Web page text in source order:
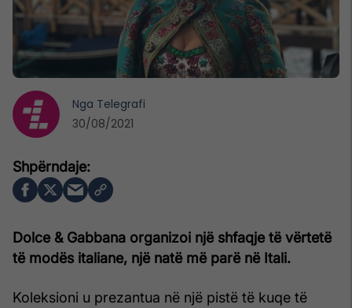
Dolce & Gabbana organizoi një shfaqje të vërtetë
të modës italiane, një natë më parë në Itali.
Koleksioni u prezantua në një pistë të kuqe të
Nga Telegrafi
30/08/2021